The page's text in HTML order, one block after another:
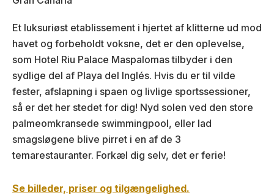
Et luksuriøst etablissement i hjertet af klitterne ud mod
havet og forbeholdt voksne, det er den oplevelse,
som Hotel Riu Palace Maspalomas tilbyder i den
sydlige del af Playa del Inglés. Hvis du er til vilde
fester, afslapning i spaen og livlige sportssessioner,
så er det her stedet for dig! Nyd solen ved den store
palmeomkransede swimmingpool, eller lad
smagsløgene blive pirret i en af de 3
temarestauranter. Forkæl dig selv, det er ferie!
Se billeder, priser og tilgængelighed.